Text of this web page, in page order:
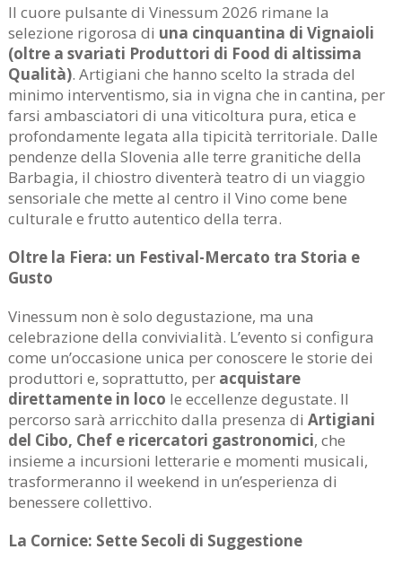
Il cuore pulsante di Vinessum 2026 rimane la
selezione rigorosa di una cinquantina di Vignaioli
(oltre a svariati Produttori di Food di altissima
Qualità). Artigiani che hanno scelto la strada del
minimo interventismo, sia in vigna che in cantina, per
farsi ambasciatori di una viticoltura pura, etica e
profondamente legata alla tipicità territoriale. Dalle
pendenze della Slovenia alle terre granitiche della
Barbagia, il chiostro diventerà teatro di un viaggio
sensoriale che mette al centro il Vino come bene
culturale e frutto autentico della terra.
Oltre la Fiera: un Festival-Mercato tra Storia e
Gusto
Vinessum non è solo degustazione, ma una
celebrazione della convivialità. L’evento si configura
come un’occasione unica per conoscere le storie dei
produttori e, soprattutto, per acquistare
direttamente in loco le eccellenze degustate. Il
percorso sarà arricchito dalla presenza di Artigiani
del Cibo, Chef e ricercatori gastronomici, che
insieme a incursioni letterarie e momenti musicali,
trasformeranno il weekend in un’esperienza di
benessere collettivo.
La Cornice: Sette Secoli di Suggestione